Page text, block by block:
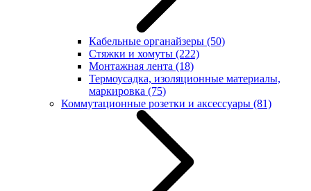
Кабельные органайзеры (50)
Стяжки и хомуты (222)
Монтажная лента (18)
Термоусадка, изоляционные материалы,
маркировка (75)
Коммутационные розетки и аксессуары (81)